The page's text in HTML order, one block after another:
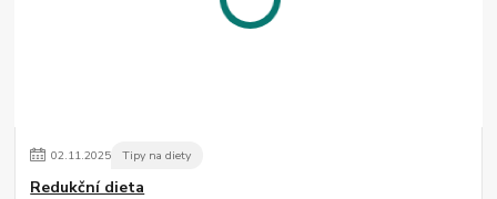
02.11.2025 Tipy na diety
Redukční dieta